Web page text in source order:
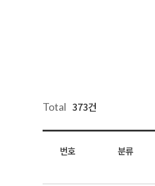
Total 373건
번호 분류